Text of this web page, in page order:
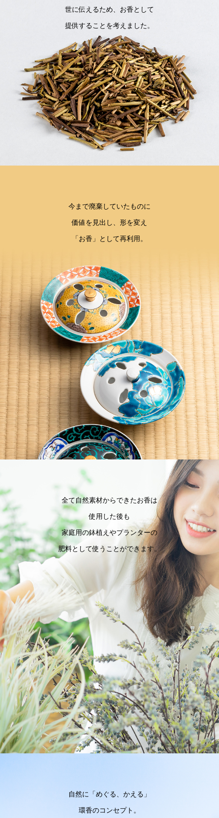
世に伝えるため、お香として
提供することを考えました。
今まで廃棄していたものに
価値を見出し、形を変え
「お香」として再利用。
全て自然素材からできたお香は
使用した後も
家庭用の鉢植えやプランターの
肥料として使うことができます。
自然に「めぐる、かえる」
環香のコンセプト。